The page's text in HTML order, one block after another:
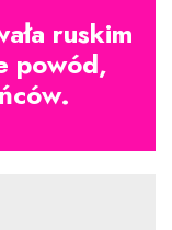
ruskim
powód,